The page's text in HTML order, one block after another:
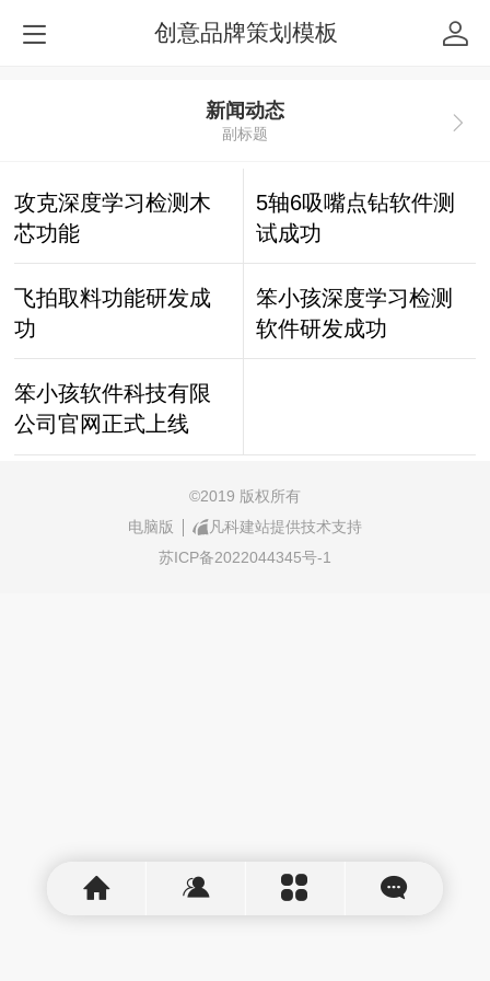
创意品牌策划模板
新闻动态
副标题
攻克深度学习检测木
芯功能
5轴6吸嘴点钻软件测
试成功
飞拍取料功能研发成
功
笨小孩深度学习检测
软件研发成功
笨小孩软件科技有限
公司官网正式上线
©2019 版权所有
电脑版
凡科建站提供技术支持
苏ICP备2022044345号-1